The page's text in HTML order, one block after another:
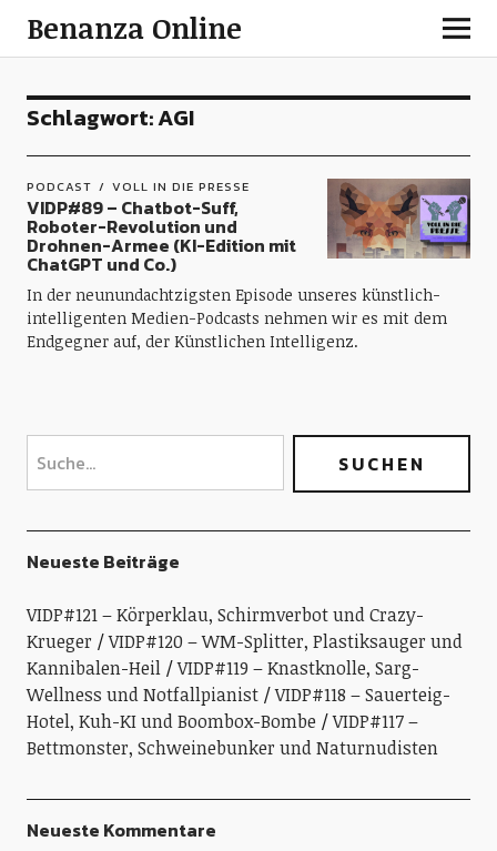
Benanza Online
Schlagwort:AGI
PODCAST VOLL IN DIE PRESSE
VIDP#89 – Chatbot-Suff,
Roboter-Revolution und
Drohnen-Armee (KI-Edition mit
ChatGPT und Co.)
In der neunundachtzigsten Episode unseres künstlich-
intelligenten Medien-Podcasts nehmen wir es mit dem
Endgegner auf, der Künstlichen Intelligenz.
Neueste Beiträge
VIDP#121 – Körperklau, Schirmverbot und Crazy-
Krueger
VIDP#120 – WM-Splitter, Plastiksauger und
Kannibalen-Heil
VIDP#119 – Knastknolle, Sarg-
Wellness und Notfallpianist
VIDP#118 – Sauerteig-
Hotel, Kuh-KI und Boombox-Bombe
VIDP#117 –
Bettmonster, Schweinebunker und Naturnudisten
Neueste Kommentare